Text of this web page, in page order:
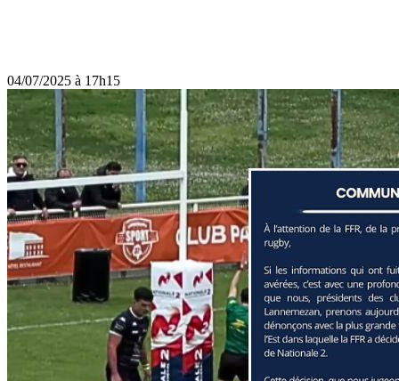
04/07/2025 à 17h15